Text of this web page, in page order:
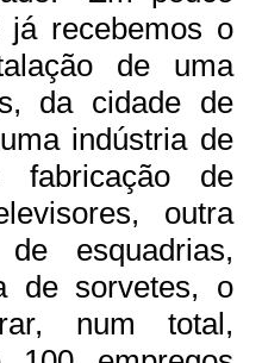
recebemos o
de uma
da cidade de
indústria de
fabricação de
outra
esquadrias,
de sorvetes, o
num total,